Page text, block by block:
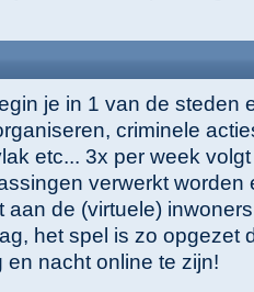
je in 1 van de steden
criminele
etc... 3x per week
verwerkt worden
aan de (virtuele)
het spel is zo opgezet
nacht online te zijn!